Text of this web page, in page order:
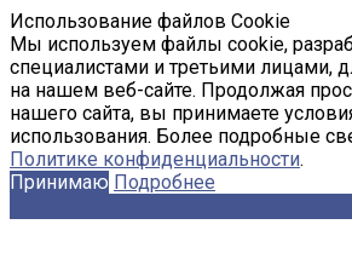
Использование файлов Cookie
Мы используем файлы cookie,
специалистами и третьими лицами,
на нашем веб-сайте. Продолжая
нашего сайта, вы принимаете
использования. Более подробные
Политике конфиденциальности.
Принимаю Подробнее